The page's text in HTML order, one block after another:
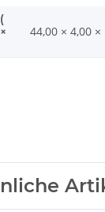
44,00 × 4,00 ×